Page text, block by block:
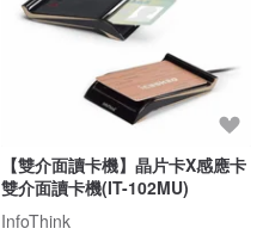
【雙介面讀卡機】晶片卡X感應卡
雙介面讀卡機(IT-102MU)
InfoThink